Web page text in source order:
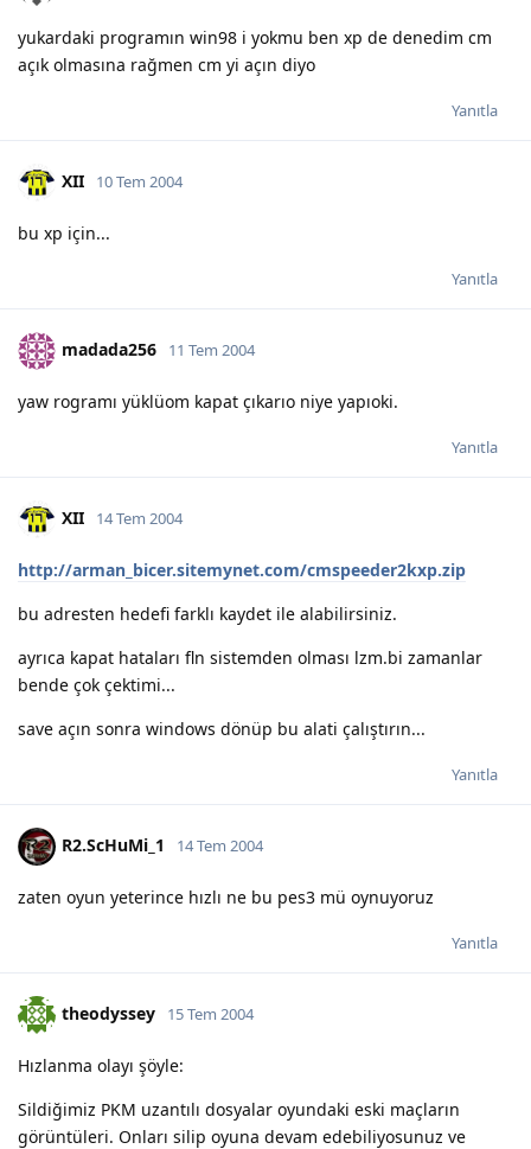
yukardaki programın win98 i yokmu ben xp de denedim cm
açık olmasına rağmen cm yi açın diyo
Yanıtla
XII 10 Tem 2004
bu xp için...
Yanıtla
madada256 11 Tem 2004
yaw rogramı yüklüom kapat çıkarıo niye yapıoki.
Yanıtla
XII 14 Tem 2004
http://arman_bicer.sitemynet.com/cmspeeder2kxp.zip
bu adresten hedefi farklı kaydet ile alabilirsiniz.
ayrıca kapat hataları fln sistemden olması lzm.bi zamanlar
bende çok çektimi...
save açın sonra windows dönüp bu alati çalıştırın...
Yanıtla
R2.ScHuMi_1 14 Tem 2004
zaten oyun yeterince hızlı ne bu pes3 mü oynuyoruz
Yanıtla
theodyssey 15 Tem 2004
Hızlanma olayı şöyle:
Sildiğimiz PKM uzantılı dosyalar oyundaki eski maçların
görüntüleri. Onları silip oyuna devam edebiliyosunuz ve